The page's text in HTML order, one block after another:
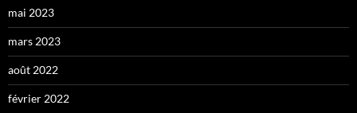
mai 2023
mars 2023
août 2022
février 2022